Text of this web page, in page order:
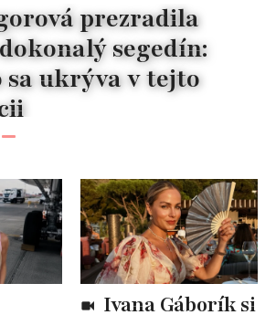
prezradila
segedín:
sa ukrýva v tejto